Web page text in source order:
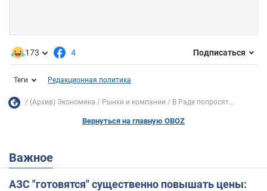
173 4 Подписаться
Теги Редакционная политика
(Архив) Экономика Рынки и компании В Раде попросят...
Вернуться на главную OBOZ
Важное
АЗС "готовятся" существенно повышать цены: